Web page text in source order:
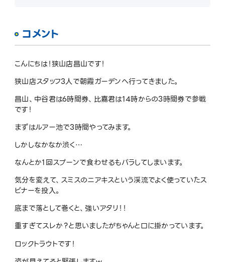
コメント
こんにちは！狭山店昌山です！
狭山店スタッフ3人で朝霞ガーデンへ行ってきました。
昌山、中谷君は6時間券、比嘉君は14時からの3時間券で参戦
です！
まずはルアー池で3時間やってみます。
しかしなかなか渋く…
なんとか1回スプーンで食わせるもバラしてしまいます。
気分を変えて、スミスのニアキスという渓流でよく使っていたス
ピナーを投入。
底まで落として巻くと、強いアタリ！！
重すぎてスレか？と思いましたがちゃんと口に掛かっています。
ロックトラウトです！